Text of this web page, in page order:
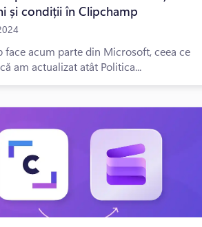
și condiții în Clipchamp
face acum parte din Microsoft, ceea ce
am actualizat atât Politica...